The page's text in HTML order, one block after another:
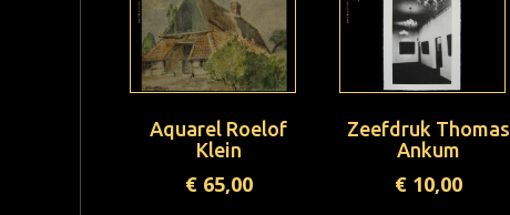
Aquarel Roelof
Klein
€65,00
Zeefdruk Thomas
Ankum
€10,00